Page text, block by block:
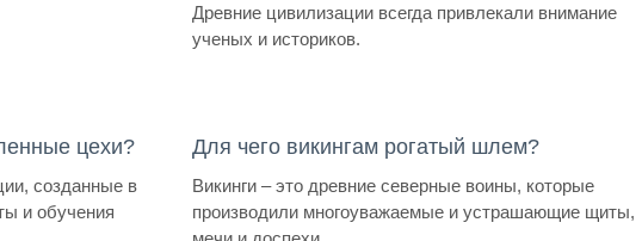
Древние цивилизации всегда привлекали внимание
ученых и историков.
цехи?
созданные в
и обучения
Для чего викингам рогатый шлем?
Викинги – это древние северные воины, которые
производили многоуважаемые и устрашающие щиты,